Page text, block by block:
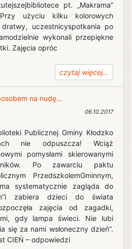
pt. „Makrama”
użyciu kilku kolorowych
uczestnicyspotkania po
wykonali przepiękne
Zajęcia opróc
czytaj więcej...
na nudę...
06.10.2017
Publicznej Gminy Kłodzko
nie odpuszcza! Wciąż
pomysłami skierowanymi
Po zawarciu paktu
PrzedszkolemGminnym,
systematycznie zagląda do
zabiera dzieci do świata
zajęcia od zagadki,
gdy lampa świeci. Nie lubi
się za nami wsłoneczny dzień”.
CIEŃ – odpowiedzi